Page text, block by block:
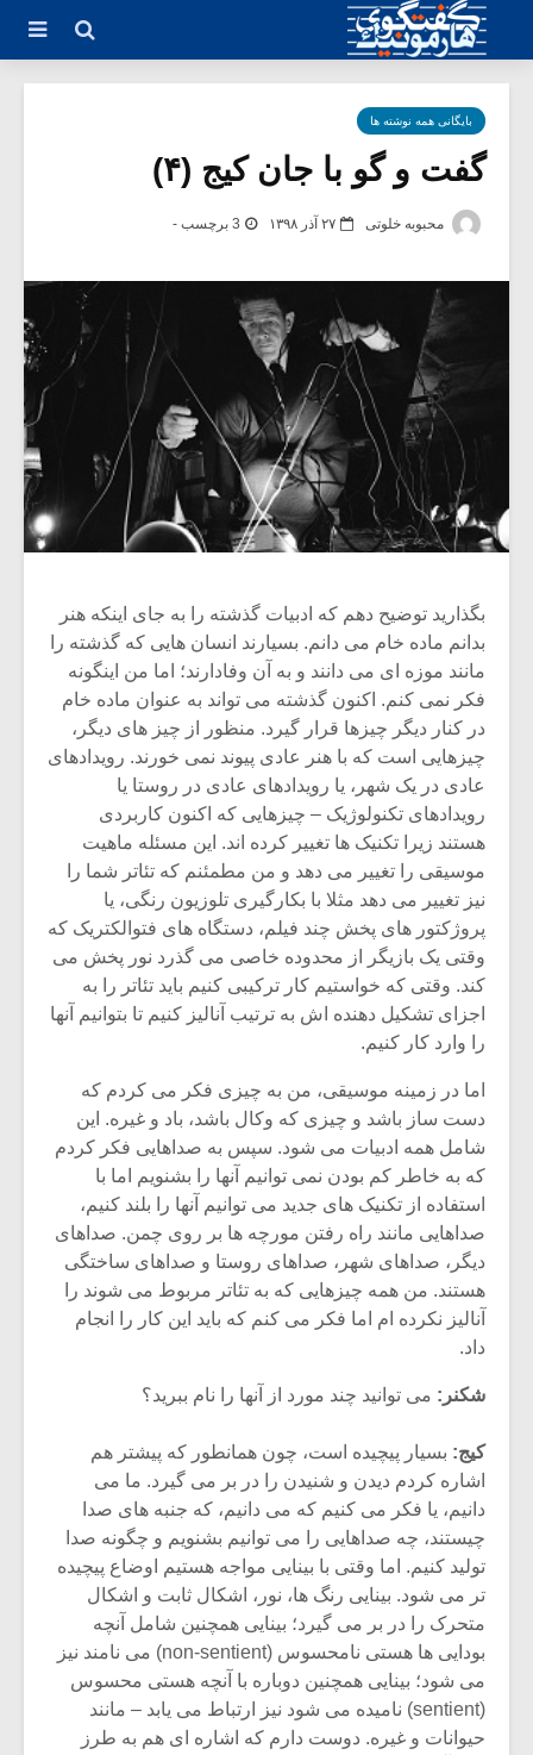
بایگانی همه نوشته ها
گفت و گو با جان کیج (۴)
محبوبه خلوتی ۲۷ آذر ۱۳۹۸ 3 برچسب -
بگذارید توضیح دهم که ادبیات گذشته را به جای اینکه هنر
بدانم ماده خام می دانم. بسیارند انسان هایی که گذشته را
مانند موزه ای می دانند و به آن وفادارند؛ اما من اینگونه
فکر نمی کنم. اکنون گذشته می تواند به عنوان ماده خام
در کنار دیگر چیزها قرار گیرد. منظور از چیز های دیگر،
چیزهایی است که با هنر عادی پیوند نمی خورند. رویدادهای
عادی در یک شهر، یا رویدادهای عادی در روستا یا
رویدادهای تکنولوژیک – چیزهایی که اکنون کاربردی
هستند زیرا تکنیک ها تغییر کرده اند. این مسئله ماهیت
موسیقی را تغییر می دهد و من مطمئنم که تئاتر شما را
نیز تغییر می دهد مثلا با بکارگیری تلوزیون رنگی، یا
پروژکتور های پخش چند فیلم، دستگاه های فتوالکتریک که
وقتی یک بازیگر از محدوده خاصی می گذرد نور پخش می
کند. وقتی که خواستیم کار ترکیبی کنیم باید تئاتر را به
اجزای تشکیل دهنده اش به ترتیب آنالیز کنیم تا بتوانیم آنها
را وارد کار کنیم.
اما در زمینه موسیقی، من به چیزی فکر می کردم که
دست ساز باشد و چیزی که وکال باشد، باد و غیره. این
شامل همه ادبیات می شود. سپس به صداهایی فکر کردم
که به خاطر کم بودن نمی توانیم آنها را بشنویم اما با
استفاده از تکنیک های جدید می توانیم آنها را بلند کنیم،
صداهایی مانند راه رفتن مورچه ها بر روی چمن. صداهای
دیگر، صداهای شهر، صداهای روستا و صداهای ساختگی
هستند. من همه چیزهایی که به تئاتر مربوط می شوند را
آنالیز نکرده ام اما فکر می کنم که باید این کار را انجام
داد.
شکنر: می توانید چند مورد از آنها را نام ببرید؟
کیج: بسیار پیچیده است، چون همانطور که پیشتر هم
اشاره کردم دیدن و شنیدن را در بر می گیرد. ما می
دانیم، یا فکر می کنیم که می دانیم، که جنبه های صدا
چیستند، چه صداهایی را می توانیم بشنویم و چگونه صدا
تولید کنیم. اما وقتی با بینایی مواجه هستیم اوضاع پیچیده
تر می شود. بینایی رنگ ها، نور، اشکال ثابت و اشکال
متحرک را در بر می گیرد؛ بینایی همچنین شامل آنچه
بودایی ها هستی نامحسوس (non-sentient) می نامند نیز
می شود؛ بینایی همچنین دوباره با آنچه هستی محسوس
(sentient) نامیده می شود نیز ارتباط می یابد – مانند
حیوانات و غیره. دوست دارم که اشاره ای هم به طرز
یادداشتی بر موسیقی
متن فیلم «متری
شیش و نیم»
اگر نمی توانی
مشهورترین باشی،
بدنام ترین باش
موسیقی
موسیقی